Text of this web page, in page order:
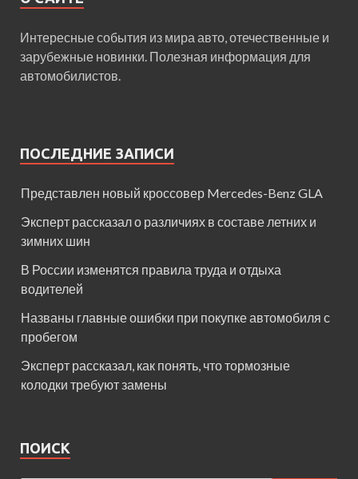
Интересные события из мира авто, отечественные и
зарубежные новинки. Полезная информация для
автомобилистов.
ПОСЛЕДНИЕ ЗАПИСИ
Представлен новый кроссовер Mercedes-Benz GLA
Эксперт рассказал о различиях в составе летних и
зимних шин
В России изменятся правила труда и отдыха
водителей
Названы главные ошибки при покупке автомобиля с
пробегом
Эксперт рассказал, как понять, что тормозные
колодки требуют замены
ПОИСК